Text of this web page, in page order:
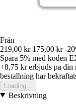
Från
219,00 kr 175,00 kr -
Spara 5% med koden
+8,75 krerbjuds pa din
bestallning har
Loading...
Beskrivning